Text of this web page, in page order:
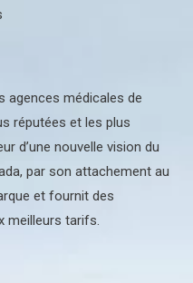
agences médicales de
réputées et les plus
d’une nouvelle vision du
par son attachement au
et fournit des
meilleurs tarifs.